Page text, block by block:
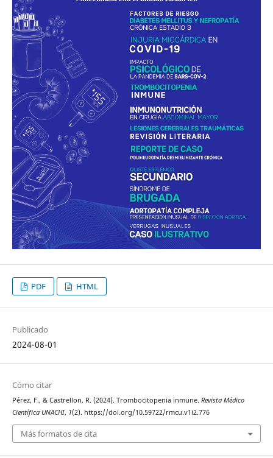
PDF HTML
Publicado
2024-08-01
Cómo citar
Pérez, F., & Castrellon, R. (2024). Trombocitopenia inmune. Revista Médico
Científica UNACHI, 1(2). https://doi.org/10.59722/rmcu.v1i2.776
Más formatos de cita